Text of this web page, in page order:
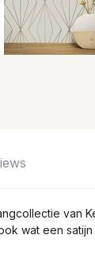
van
wat een